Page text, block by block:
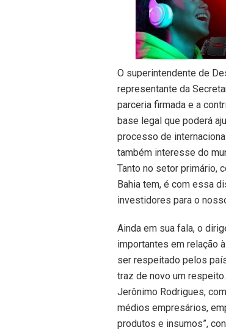
O superintendente de
representante da
parceria firmada e a
base legal que poderá
processo de
também interesse do
Tanto no setor primário,
Bahia tem, é com essa
investidores para o
Ainda em sua fala, o
importantes em relação
ser respeitado pelos
traz de novo um
Jerônimo Rodrigues,
médios empresários,
produtos e insumos”,